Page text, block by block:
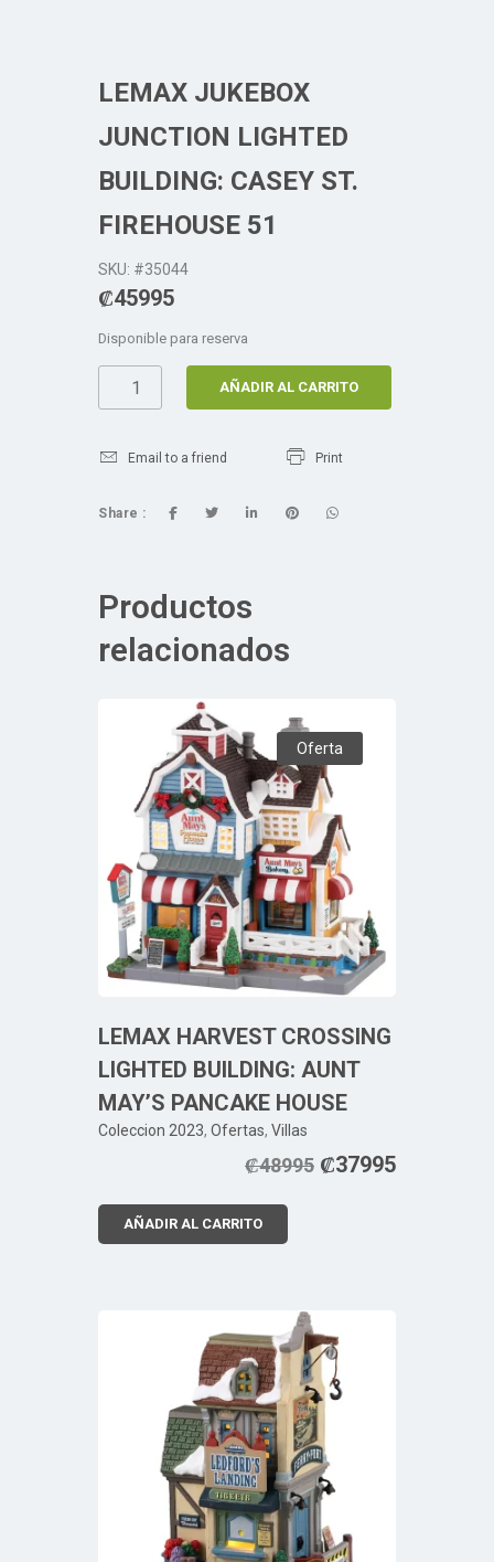
LEMAX JUKEBOX
JUNCTION LIGHTED
BUILDING: CASEY ST.
FIREHOUSE 51
SKU: #35044
₡45995
Disponible para reserva
AÑADIR AL CARRITO
Email to a friend Print
Share :
Productos
relacionados
Oferta
LEMAX HARVEST CROSSING
LIGHTED BUILDING: AUNT
MAY’S PANCAKE HOUSE
Coleccion 2023, Ofertas, Villas
₡48995 ₡37995
AÑADIR AL CARRITO